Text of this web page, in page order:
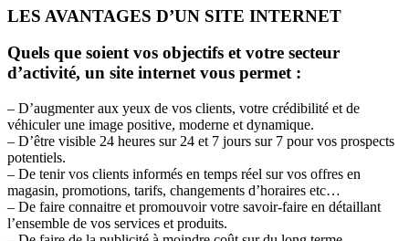
LES AVANTAGES D’UN SITE INTERNET
Quels que soient vos objectifs et votre secteur
d’activité, un site internet vous permet :
– D’augmenter aux yeux de vos clients, votre crédibilité et de
véhiculer une image positive, moderne et dynamique.
– D’être visible 24 heures sur 24 et 7 jours sur 7 pour vos prospects
potentiels.
– De tenir vos clients informés en temps réel sur vos offres en
magasin, promotions, tarifs, changements d’horaires etc…
– De faire connaitre et promouvoir votre savoir-faire en détaillant
l’ensemble de vos services et produits.